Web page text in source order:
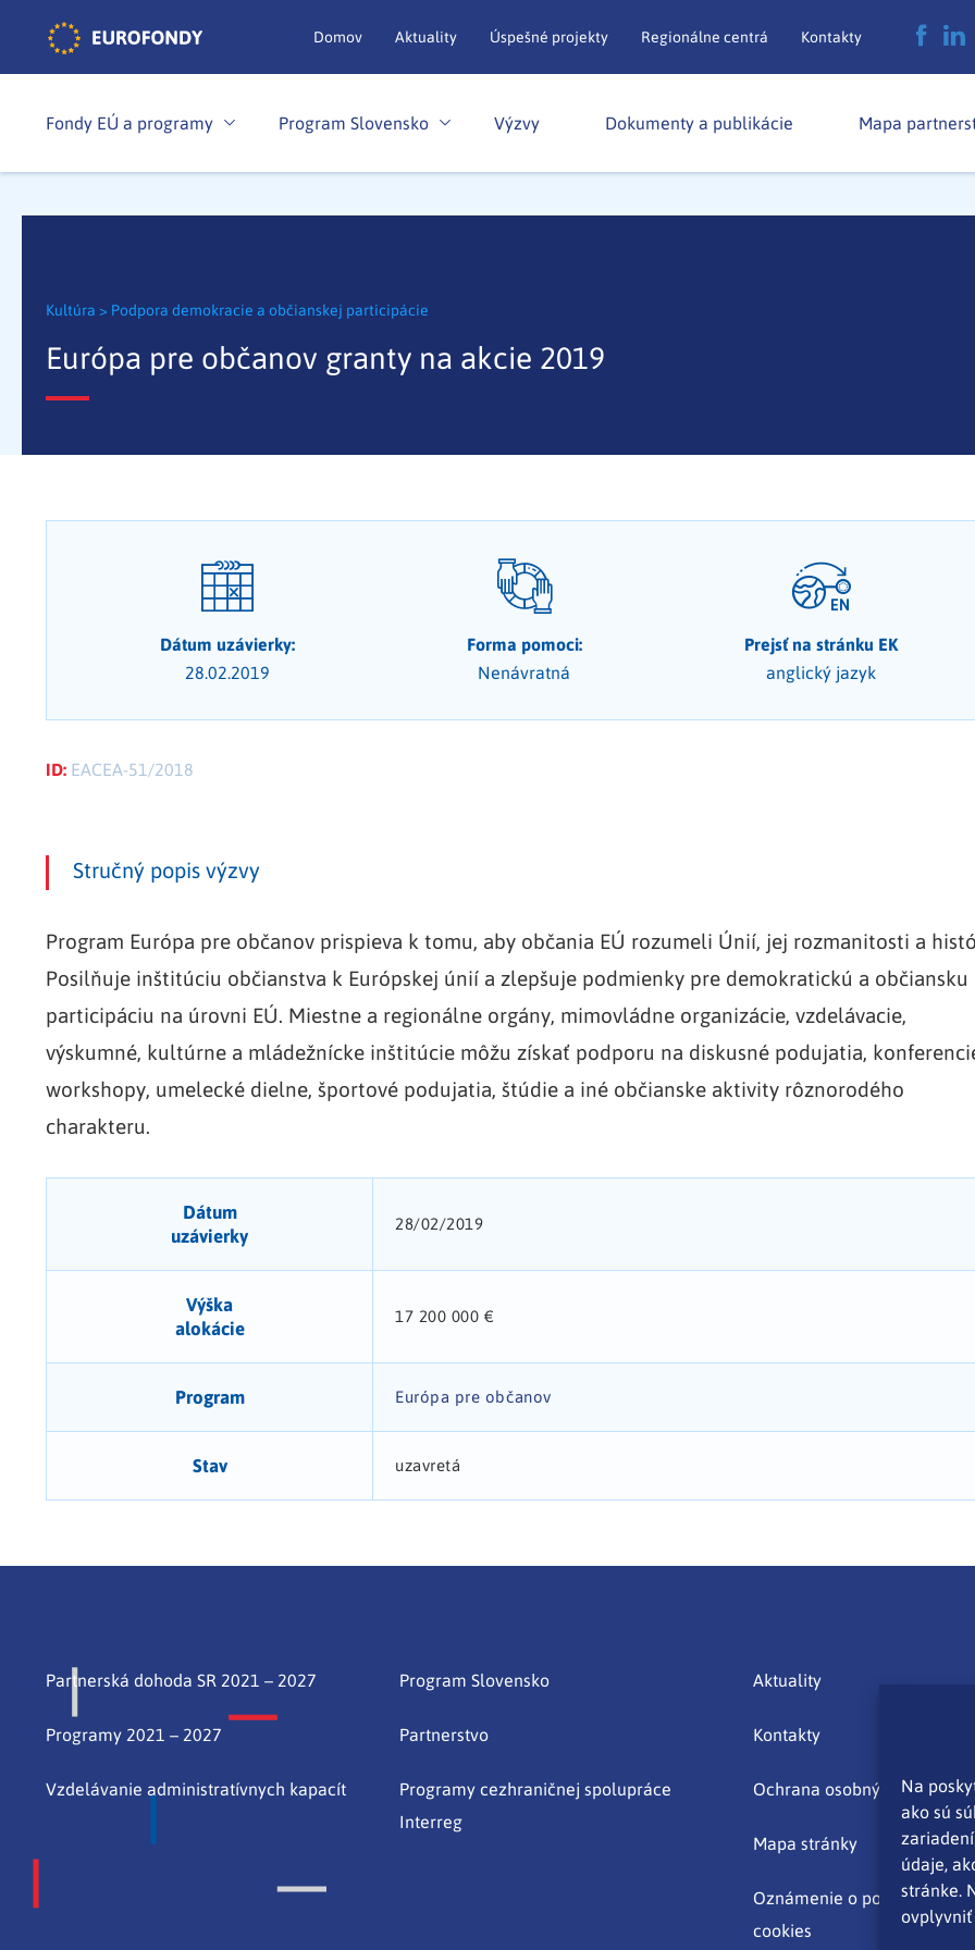
Na
ako sú
údaje,
stránke.
Domov Aktuality Úspešné projekty Regionálne centrá Kontakty
Fondy EÚ a programy Program Slovensko Výzvy Dokumenty a publikácie Mapa
Kultúra > Podpora demokracie a občianskej participácie
Európa pre občanov granty na akcie 2019
Dátum uzávierky:
28.02.2019
Forma pomoci:
Nenávratná
Prejsť na stránku EK
anglický jazyk
ID: EACEA-51/2018
Stručný popis výzvy
Program Európa pre občanov prispieva k tomu, aby občania EÚ rozumeli Únií, jej rozmanitosti a
Posilňuje inštitúciu občianstva k Európskej únií a zlepšuje podmienky pre demokratickú a občiansku
participáciu na úrovni EÚ. Miestne a regionálne orgány, mimovládne organizácie, vzdelávacie,
výskumné, kultúrne a mládežnícke inštitúcie môžu získať podporu na diskusné podujatia,
workshopy, umelecké dielne, športové podujatia, štúdie a iné občianske aktivity rôznorodého
charakteru.
Dátum
uzávierky
28/02/2019
Výška
alokácie
17 200 000 €
Program Európa pre občanov
Stav uzavretá
Partnerská dohoda SR 2021 – 2027
Programy 2021 – 2027
Vzdelávanie administratívnych kapacít
Program Slovensko
Partnerstvo
Programy cezhraničnej spolupráce
Interreg
Aktuality
Kontakty
Ochrana osobných údajov
Mapa stránky
Oznámenie o používaní
cookies